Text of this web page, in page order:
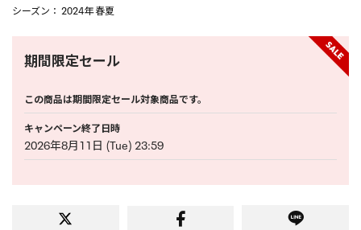
シーズン ： 2024年 春夏
期間限定セール
この商品は期間限定セール対象商品です。
キャンペーン終了日時
2026年8月11日 (Tue) 23:59